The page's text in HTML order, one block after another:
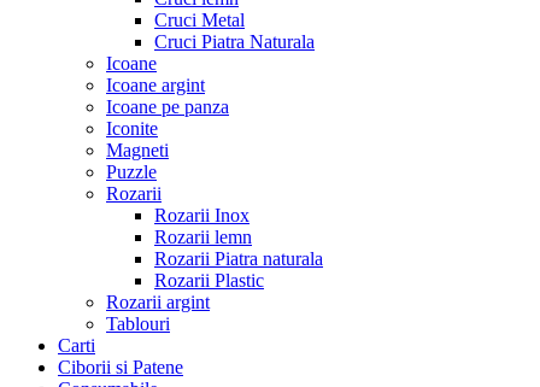
Cruci Metal
Cruci Piatra Naturala
Icoane
Icoane argint
Icoane pe panza
Iconite
Magneti
Puzzle
Rozarii
Rozarii Inox
Rozarii lemn
Rozarii Piatra naturala
Rozarii Plastic
Rozarii argint
Tablouri
Carti
Ciborii si Patene